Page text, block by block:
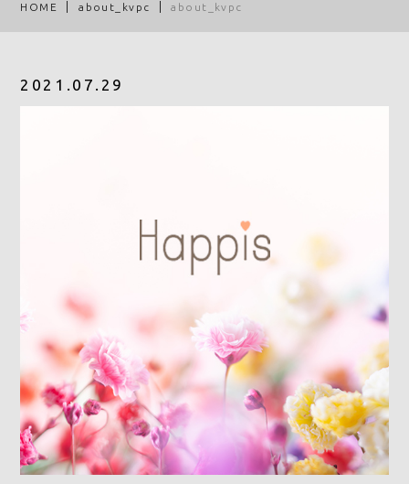
HOME about_kvpc about_kvpc
2021.07.29
079-239-8810
CONTACT